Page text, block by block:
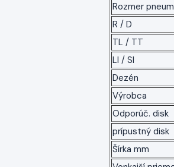
Rozmer
R / D
TL / TT
LI / SI
Dezén
Výrobca
Odporúč. disk
prípustný disk
Šírka mm